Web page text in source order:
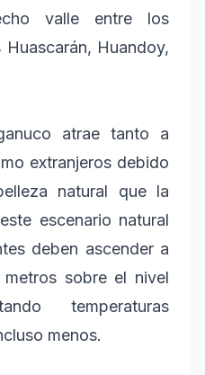
valle entre los
Huandoy,
atrae tanto a
extranjeros debido
natural que la
escenario natural
deben ascender a
sobre el nivel
temperaturas
menos.